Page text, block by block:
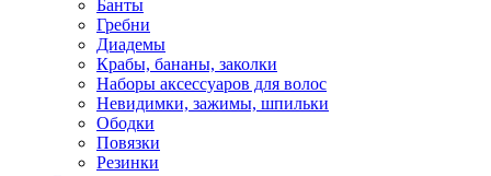
Банты
Гребни
Диадемы
Крабы, бананы, заколки
Наборы аксессуаров для волос
Невидимки, зажимы, шпильки
Ободки
Повязки
Резинки